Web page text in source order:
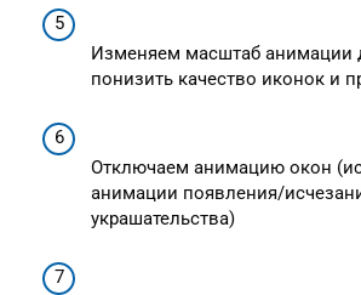
Изменяем масштаб анимации
понизить качество иконок и
Отключаем анимацию окон
анимации появления/
украшательства)